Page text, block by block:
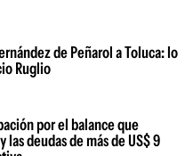
de Peñarol a Toluca: lo
Ruglio
por el balance que
deudas de más de US$ 9